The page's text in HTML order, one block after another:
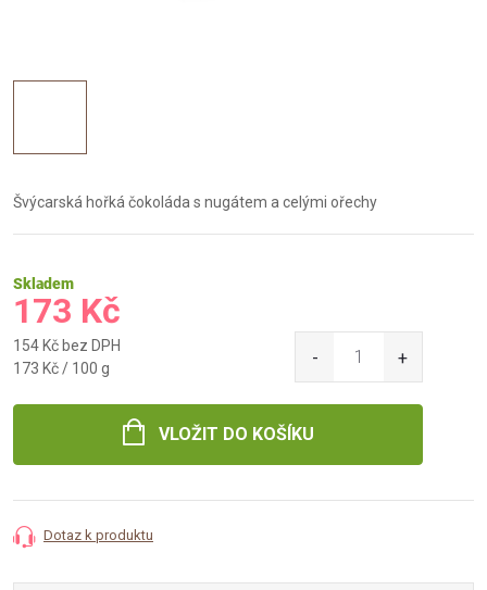
Švýcarská hořká čokoláda s nugátem a celými ořechy
Skladem
173 Kč
154 Kč bez DPH
Měrná
173 Kč / 100 g
VLOŽIT DO KOŠÍKU
Dotaz k produktu